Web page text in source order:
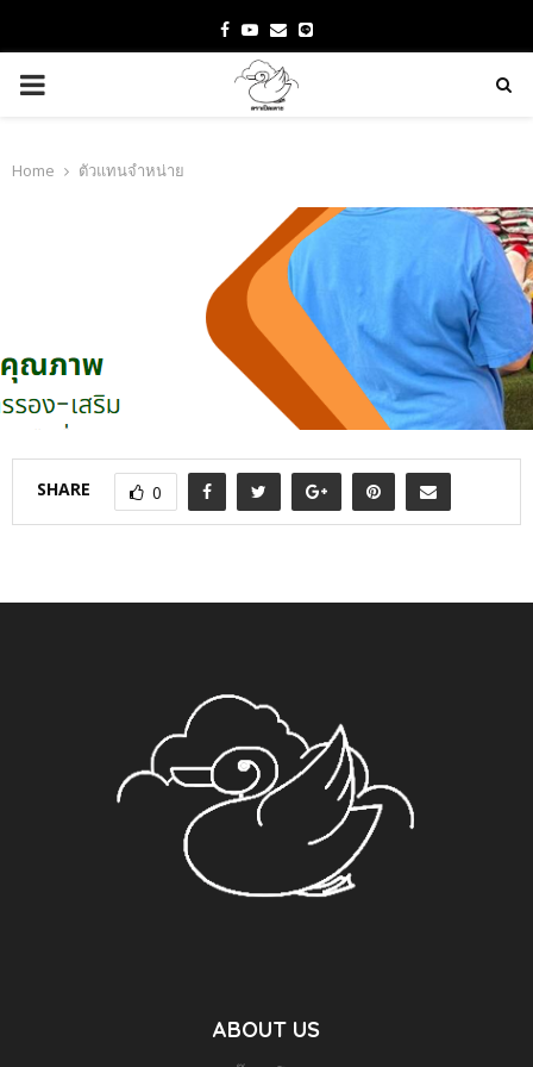
Facebook
Youtube
Email
PRIMARY
Home ตัวแทนจำหน่าย
SHARE 0
ABOUT US